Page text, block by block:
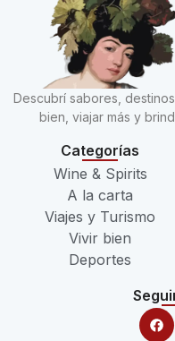
Descubrí sabores,
bien, viajar más y
Categorías
Wine & Spirits
A la carta
Viajes y Turismo
Vivir bien
Deportes